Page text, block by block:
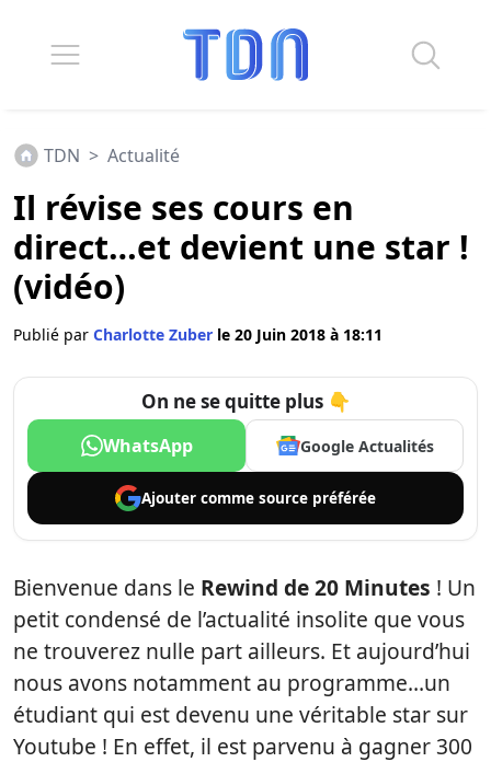
TDN > Actualité
Il révise ses cours en
direct…et devient une star !
(vidéo)
Publié par Charlotte Zuber le 20 Juin 2018 à 18:11
On ne se quitte plus 👇
WhatsApp Google Actualités
Ajouter comme source préférée
Bienvenue dans le Rewind de 20 Minutes ! Un
petit condensé de l’actualité insolite que vous
ne trouverez nulle part ailleurs. Et aujourd’hui
nous avons notamment au programme…un
étudiant qui est devenu une véritable star sur
Youtube ! En effet, il est parvenu à gagner 300